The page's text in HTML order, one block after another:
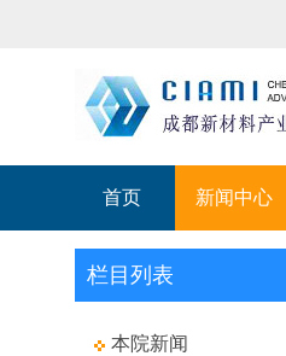
首页 新闻中心
栏目列表
本院新闻